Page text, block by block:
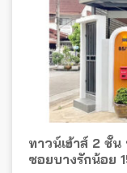
ทาวน์เฮ้าส์ 2 ชั้
ซอยบางรักน้อย